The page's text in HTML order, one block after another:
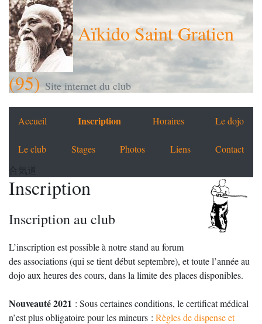
Aïkido Saint Gratien
(95)Site internet du club
Accueil Inscription Horaires Le dojo
Le club Stages Photos Liens
Contact
合気道
Inscription
Inscription au club
L’inscription est possible à notre stand au forum
des associations (qui se tient début septembre), et toute l’année au
dojo aux heures des cours, dans la limite des places disponibles.
Nouveauté 2021 : Sous certaines conditions, le certificat médical
n’est plus obligatoire pour les mineurs : Règles de dispense et